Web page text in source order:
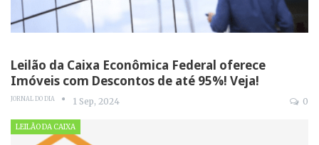
Leilão da Caixa Econômica Federal oferece
Imóveis com Descontos de até 95%! Veja!
JORNAL DO DIA 1 Sep, 2024 0
LEILÃO DA CAIXA